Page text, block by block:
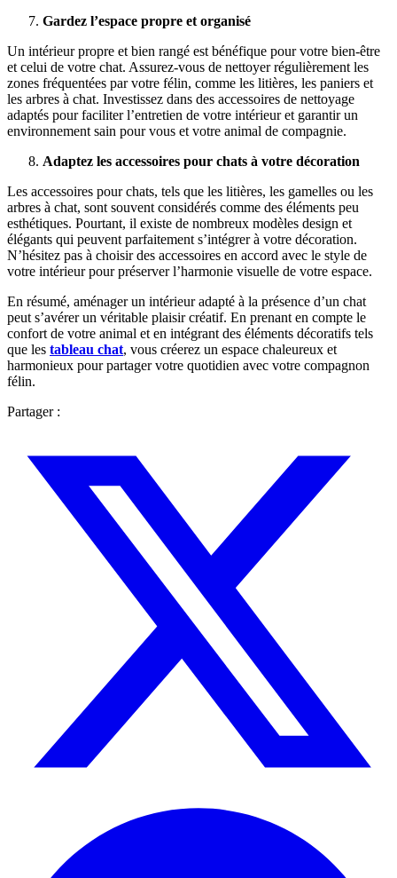
Gardez l’espace propre et organisé
Un intérieur propre et bien rangé est bénéfique pour votre bien-être
et celui de votre chat. Assurez-vous de nettoyer régulièrement les
zones fréquentées par votre félin, comme les litières, les paniers et
les arbres à chat. Investissez dans des accessoires de nettoyage
adaptés pour faciliter l’entretien de votre intérieur et garantir un
environnement sain pour vous et votre animal de compagnie.
Adaptez les accessoires pour chats à votre décoration
Les accessoires pour chats, tels que les litières, les gamelles ou les
arbres à chat, sont souvent considérés comme des éléments peu
esthétiques. Pourtant, il existe de nombreux modèles design et
élégants qui peuvent parfaitement s’intégrer à votre décoration.
N’hésitez pas à choisir des accessoires en accord avec le style de
votre intérieur pour préserver l’harmonie visuelle de votre espace.
En résumé, aménager un intérieur adapté à la présence d’un chat
peut s’avérer un véritable plaisir créatif. En prenant en compte le
confort de votre animal et en intégrant des éléments décoratifs tels
que les tableau chat, vous créerez un espace chaleureux et
harmonieux pour partager votre quotidien avec votre compagnon
félin.
Partager :